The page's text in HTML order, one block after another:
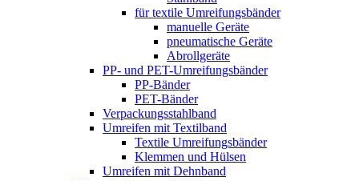
für textile Umreifungsbänder
manuelle Geräte
pneumatische Geräte
Abrollgeräte
PP- und PET-Umreifungsbänder
PP-Bänder
PET-Bänder
Verpackungsstahlband
Umreifen mit Textilband
Textile Umreifungsbänder
Klemmen und Hülsen
Umreifen mit Dehnband